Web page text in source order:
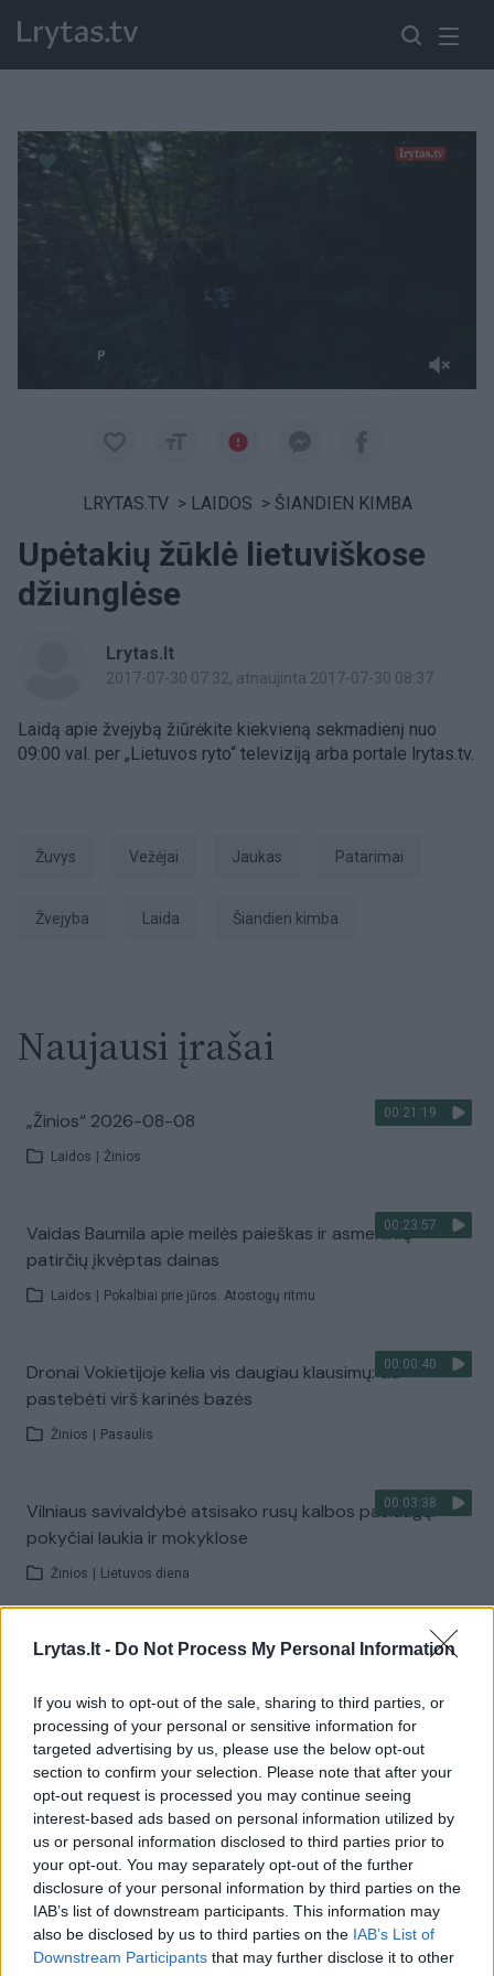
Lrytas.lt - Do Not Process My Personal Information
If you wish to opt-out of the sale, sharing to third parties, or
processing of your personal or sensitive information for
targeted advertising by us, please use the below opt-out
section to confirm your selection. Please note that after your
opt-out request is processed you may continue seeing
interest-based ads based on personal information utilized by
us or personal information disclosed to third parties prior to
your opt-out. You may separately opt-out of the further
disclosure of your personal information by third parties on the
IAB’s list of downstream participants. This information may
also be disclosed by us to third parties on the IAB’s List of
Downstream Participants that may further disclose it to other
Paremkite Ukrainą
LRYTAS.TV > LAIDOS > ŠIANDIEN KIMBA
Upėtakių žūklė lietuviškose
džiunglėse
Lrytas.lt
2017-07-30 07:32, atnaujinta 2017-07-30 08:37
Laidą apie žvejybą žiūrėkite kiekvieną sekmadienį nuo
09:00 val. per „Lietuvos ryto“ televiziją arba portale lrytas.tv.
žuvys vežėjai jaukas Patarimai
Žvejyba laida šiandien kimba
Naujausi įrašai
00:21:19
„Žinios“ 2026-08-08
Laidos Žinios
00:23:57
Vaidas Baumila apie meilės paieškas ir asmeninių
patirčių įkvėptas dainas
Laidos Pokalbiai prie jūros. Atostogų ritmu
00:00:40
Dronai Vokietijoje kelia vis daugiau klausimų: du
pastebėti virš karinės bazės
Žinios Pasaulis
00:03:38
Vilniaus savivaldybė atsisako rusų kalbos paslaugų:
pokyčiai laukia ir mokyklose
Žinios Lietuvos diena
Visi įrašai
Žiūrimiausi įrašai
00:00:30
Vaizdai iš tragiškos avarijos Vilniaus r.: dviejų moterų ir
vaiko gyvybių išgelbėti nepavyko
Žinios | Lietuvos diena
00:00:57
Savaitės vidurys nusimato karštas: temperatūra kils iki